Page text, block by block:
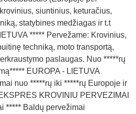
siuntinius, keturačius,
statybines medžiagas ir t.t
***** Pervežame: Krovinius,
techniką, moto transportą,
paslaugas. Nuo *****rų
EUROPA - LIETUVA
nuo *****rų iki *****rų Europoje ir
KROVINIU PERVEZIMAI
***** Baldų pervežimai